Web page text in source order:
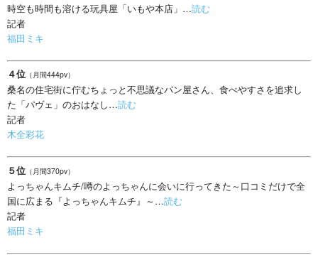
時空も時間も溶ける玩具屋「いもや本店」…読む
記者
福田ミキ
４位 （月間444pv）
桑名の住宅街に佇むちょっと不思議なパン屋さん、食べやすさを追求し
た「パヴェ」のおはなし…読む
記者
木全彩花
５位 （月間370pv）
よっちゃんキムチ/噂のよっちゃんに会いに行ってきた～口コミだけで全
国に広まる『よっちゃんキムチ』～…読む
記者
福田ミキ